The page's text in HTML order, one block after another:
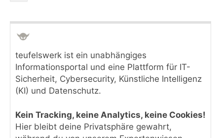
teufelswerk ist ein unabhängiges
Informationsportal und eine Plattform für IT-
Sicherheit, Cybersecurity, Künstliche Intelligenz
(KI) und Datenschutz.
Kein Tracking, keine Analytics, keine Cookies!
Hier bleibt deine Privatsphäre gewahrt,